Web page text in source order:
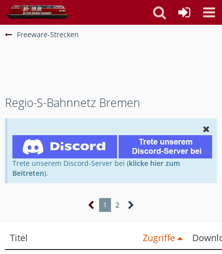
Freeware-Strecken
Regio-S-Bahnnetz Bremen
Trete unserem Discord-Server bei (klicke hier zum
Beitreten).
1 2
Titel Zugriffe